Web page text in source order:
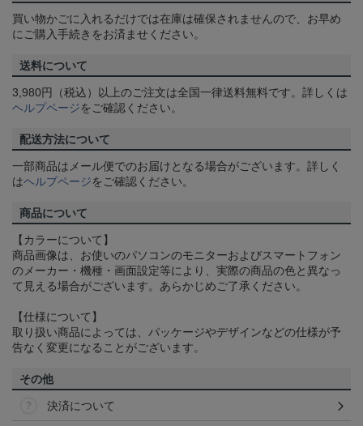
買い物かごに入れるだけでは在庫は確保されませんので、お早め
にご購入手続きをお済ませください。
送料について
3,980円（税込）以上のご注文は全国一律送料無料です。詳しくは
ヘルプページをご確認ください。
配送方法について
一部商品はメール便でのお届けとなる場合がございます。詳しく
はヘルプページをご確認ください。
商品について
【カラーについて】
商品画像は、お使いのパソコンのモニターおよびスマートフォン
のメーカー・機種・画面設定等により、実際の商品の色と異なっ
て見える場合がございます。あらかじめご了承ください。
【仕様について】
取り扱い商品によっては、パッケージやデザインなどの仕様が予
告なく変更になることがございます。
その他
決済について